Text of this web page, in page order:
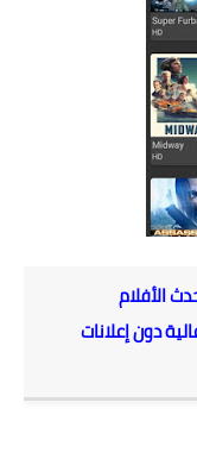
الأفلام
دون إعلانات